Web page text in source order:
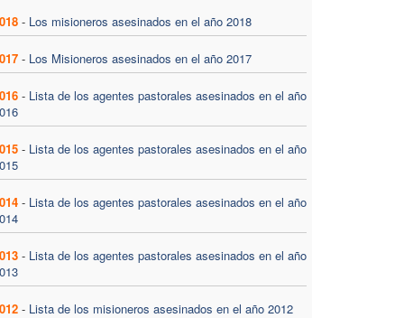
- Los misioneros asesinados en el año 2018
- Los Misioneros asesinados en el año 2017
- Lista de los agentes pastorales asesinados en el año
- Lista de los agentes pastorales asesinados en el año
- Lista de los agentes pastorales asesinados en el año
- Lista de los agentes pastorales asesinados en el año
- Lista de los misioneros asesinados en el año 2012